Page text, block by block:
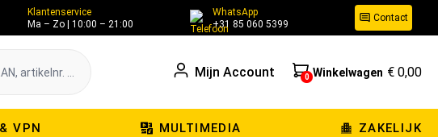
Klantenservice
Ma – Zo | 10:00 – 21:00
WhatsApp
+31 85 060 5399
Contact
Mijn Account 0 Winkelwagen € 0,00
VPN MULTIMEDIA ZAKELIJK